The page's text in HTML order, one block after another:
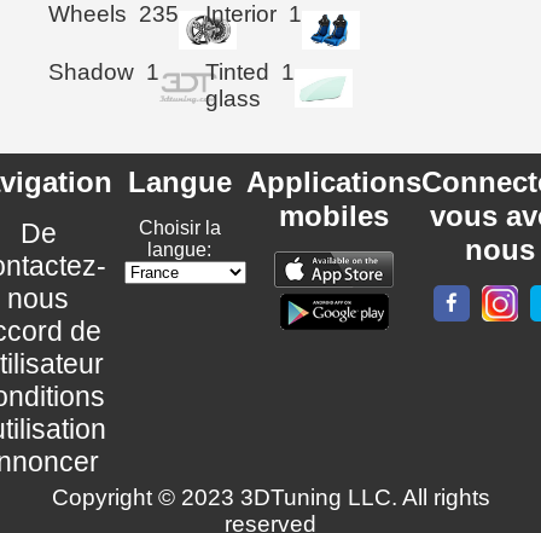
Wheels 235 Interior 1
Shadow 1
Tinted
glass
1
De
nous
de
Langue
Choisir la
langue:
Applications
mobiles
vous
nous
Copyright © 2023 3DTuning LLC. All rights
reserved